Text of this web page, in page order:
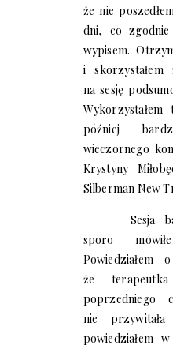
że nie
dni, co
wypisem.
i
na sesję
później
wieczornego
Krystyny
Silberman New
Sesja
sporo
że terapeutka
poprzedniego
nie
powiedziałem